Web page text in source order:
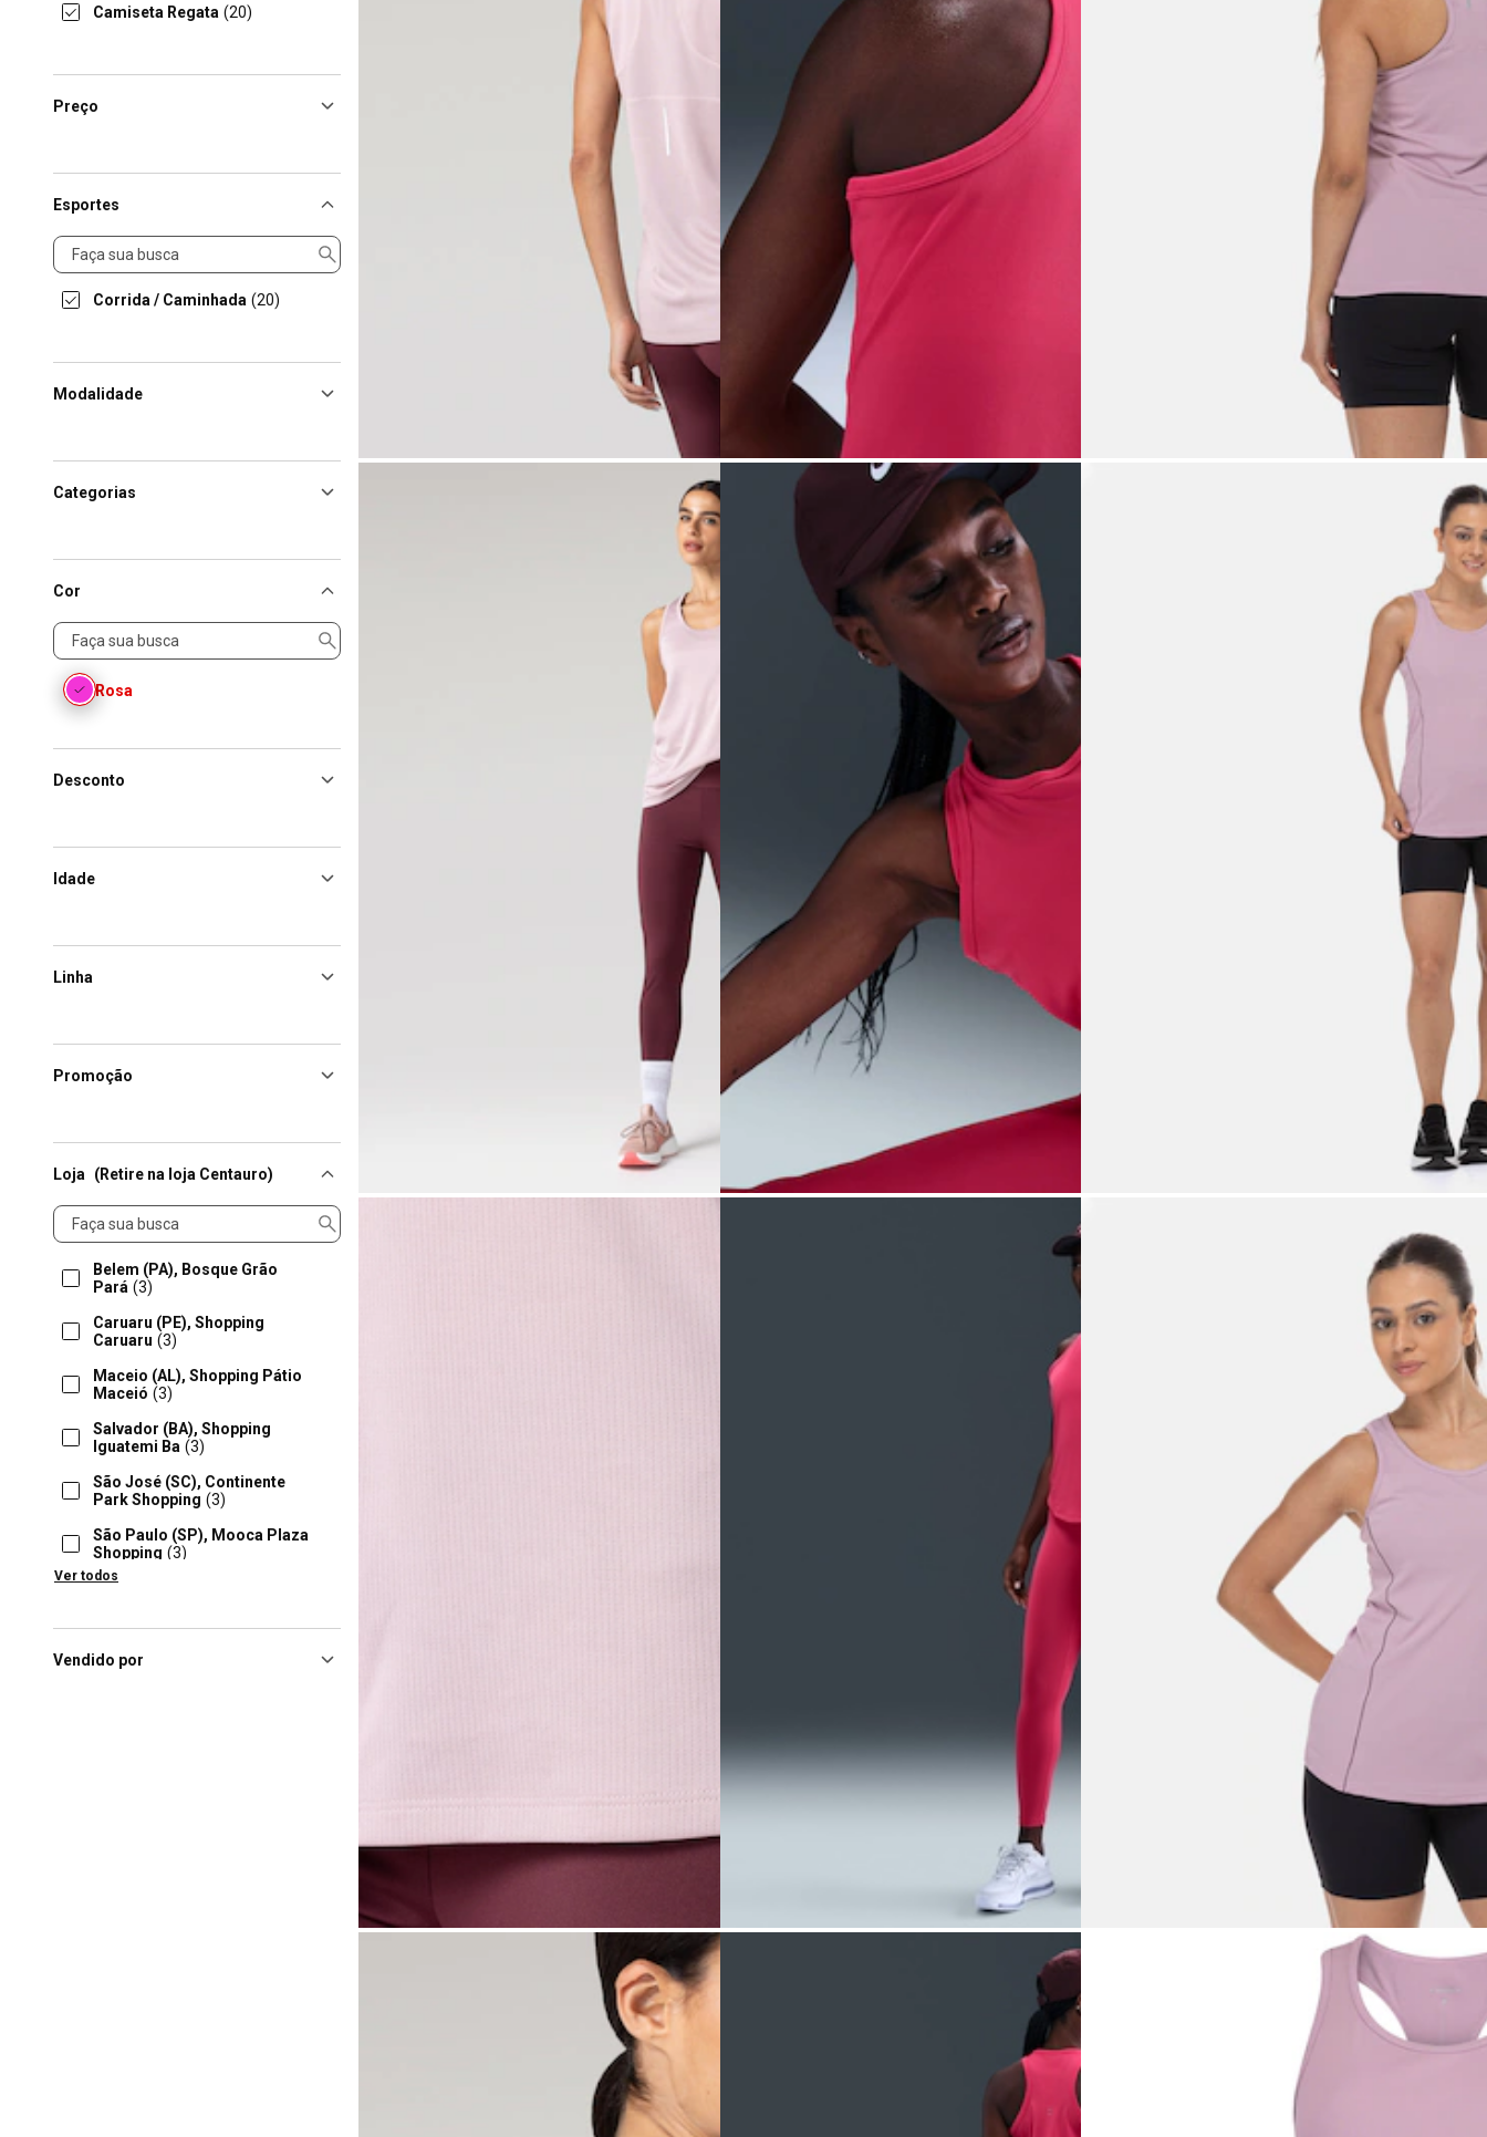
Camiseta Regata (20)
Preço
Esportes
Esportes
Corrida / Caminhada (20)
Modalidade
Categorias
Cor
Cor
Rosa
Desconto
Idade
Linha
Promoção
Loja (Retire na loja Centauro)
Loja
Belem (PA), Bosque Grão
Pará (3)
Caruaru (PE), Shopping
Caruaru (3)
Maceio (AL), Shopping Pátio
Maceió (3)
Salvador (BA), Shopping
Iguatemi Ba (3)
São José (SC), Continente
Park Shopping (3)
São Paulo (SP), Mooca Plaza
Shopping (3)
Aracaju (SE), Shopping Riomar
Balneário Camboriú
Ver todos
Vendido por